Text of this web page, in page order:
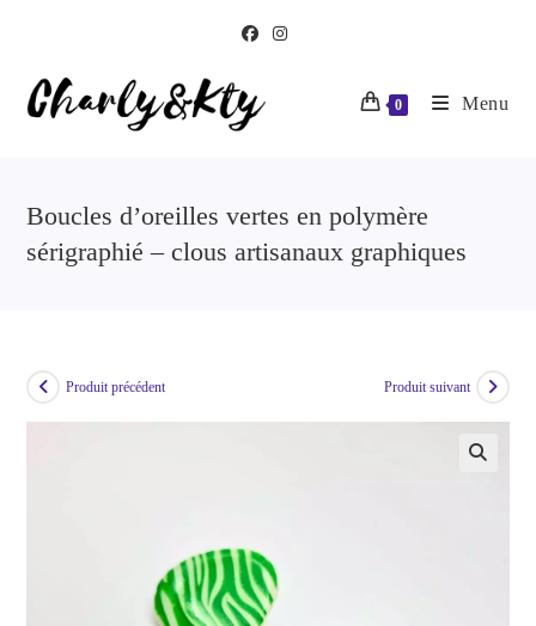
0 Menu
Boucles d’oreilles vertes en polymère
sérigraphié – clous artisanaux graphiques
Produit précédent Produit suivant